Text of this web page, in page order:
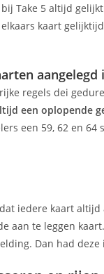
Take 5 altijd
kaart
aangelegd
regels dei
een oplopende
een 59, 62 en
iedere kaart
aan te leggen
Dan had